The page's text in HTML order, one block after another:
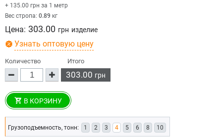
+ 135.00 грн за 1 метр
Вес стропа: 0.89 кг
Цена: 303.00 грн изделие
Узнать оптовую цену
Количество Итого
303.00 грн
В КОРЗИНУ
Грузоподъемность, тонн: 1 2 3 4 5 6 8 10